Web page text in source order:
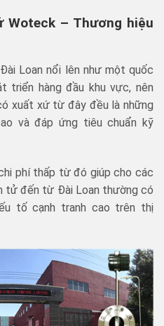
– Thương hiệu
Loan nổi lên như một quốc
triển hàng đầu khu vực, nên
xuất xứ từ đây đều là những
và đáp ứng tiêu chuẩn kỹ
phí thấp từ đó giúp cho các
tử đến từ Đài Loan thường có
tố cạnh tranh cao trên thị